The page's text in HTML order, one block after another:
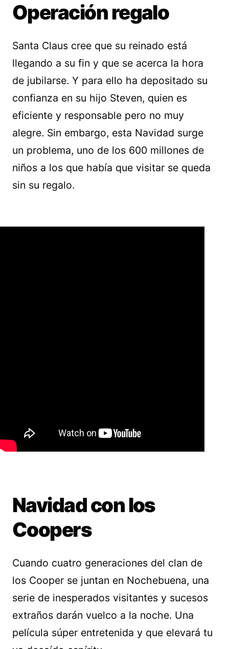
Operación regalo
Santa Claus cree que su reinado está
llegando a su fin y que se acerca la hora
de jubilarse. Y para ello ha depositado su
confianza en su hijo Steven, quien es
eficiente y responsable pero no muy
alegre. Sin embargo, esta Navidad surge
un problema, uno de los 600 millones de
niños a los que había que visitar se queda
sin su regalo.
Navidad con los
Coopers
Cuando cuatro generaciones del clan de
los Cooper se juntan en Nochebuena, una
serie de inesperados visitantes y sucesos
extraños darán vuelco a la noche. Una
película súper entretenida y que elevará tu